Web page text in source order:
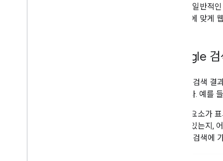
의 가장 일반적
각 요소에 맞게
Google
Google 검색
용됩니다. 예를
시각적 요소가
용하고 있는지,
Google 검색에